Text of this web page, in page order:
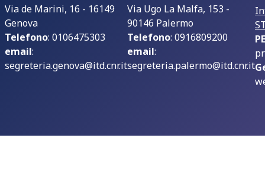
Via de Marini, 16 - 16149
Genova
Telefono: 0106475303
email:
segreteria.genova@itd.cnr.it
Via Ugo La Malfa, 153 -
90146 Palermo
Telefono: 0916809200
email:
segreteria.palermo@itd.cnr.it